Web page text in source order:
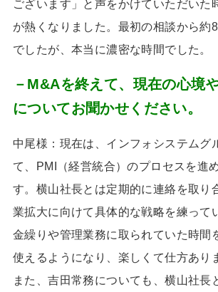
ございます」と声をかけていただいた
が熱くなりました。最初の相談から約8
でしたが、本当に濃密な時間でした。
－M&Aを終えて、現在の心境
についてお聞かせください。
中尾様：現在は、インフォシステムグ
て、
PMI
（経営統合）のプロセスを進
す。横山社長とは定期的に連絡を取り
業拡大に向けて具体的な戦略を練って
金繰りや管理業務に取られていた時間
使えるようになり、楽しくて仕方あり
また、吉田常務についても、横山社長